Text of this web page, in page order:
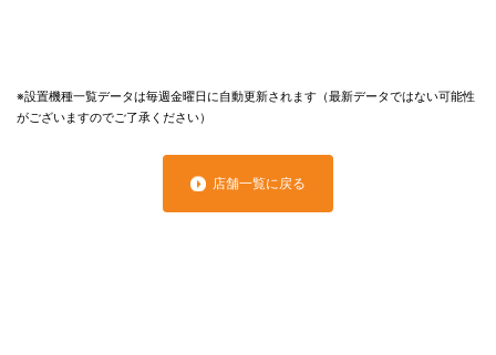
※設置機種一覧データは毎週金曜日に自動更新されます（最新データではない可能性
がございますのでご了承ください）
店舗一覧に戻る